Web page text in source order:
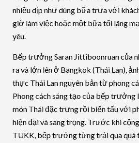
nhiều dịp như dùng bữa trưa với
giờ làm việc hoặc một bữa tối lãng
yêu.
Bếp trưởng Saran Jittiboonruan của
ra và lớn lên ở Bangkok (Thái Lan),
thực Thái Lan nguyên bản từ phong
Phong cách sáng tạo của bếp
món Thái đặc trưng rồi biến tấu với
hiện đại và sang trọng. Trước khi
TUKK, bếp trưởng từng trải qua quá